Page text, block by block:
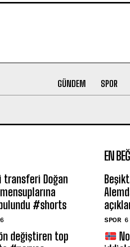
GÜNDEM SPOR
transferi Doğan
#shorts
değiştiren top
EN
SPOR 6